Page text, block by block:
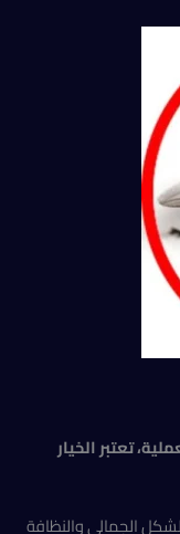
تعتبر الخيار
الجمالي والنظافة